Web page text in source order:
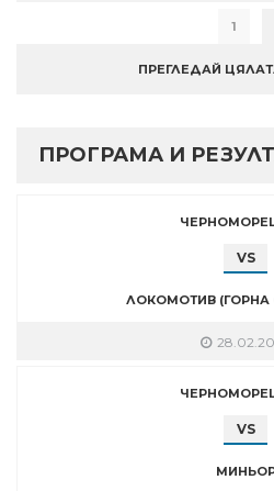
1
ПРЕГЛЕДАЙ
ПРОГРАМА И
ЧЕРНОМОРЕЦ
VS
ЛОКОМОТИВ (ГОРНА
ЧЕРНОМОРЕЦ
VS